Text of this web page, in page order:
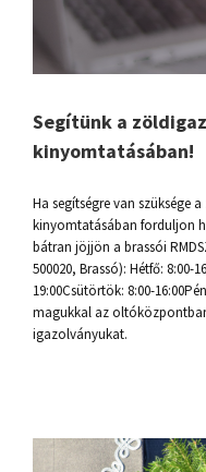
Segítünk a
kinyomtatásában!
Ha segítségre van szüksége
kinyomtatásában forduljon
bátran jöjjön a brassói
500020, Brassó): Hétfő: 8:00-
19:00Csütörtök: 8:00-
magukkal az
igazolványukat.